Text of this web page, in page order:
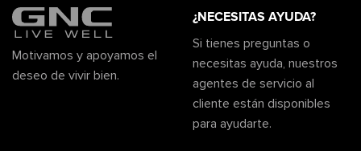
Motivamos y apoyamos el
deseo de vivir bien.
¿NECESITAS AYUDA?
Si tienes preguntas o
necesitas ayuda, nuestros
agentes de servicio al
cliente están disponibles
para ayudarte.